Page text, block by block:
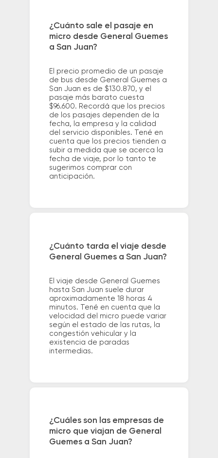
¿Cuánto sale el pasaje en
micro desde General Guemes
a San Juan?
El precio promedio de un pasaje
de bus desde General Guemes a
San Juan es de $130.870, y el
pasaje más barato cuesta
$96.600. Recordá que los precios
de los pasajes dependen de la
fecha, la empresa y la calidad
del servicio disponibles. Tené en
cuenta que los precios tienden a
subir a medida que se acerca la
fecha de viaje, por lo tanto te
sugerimos comprar con
anticipación.
¿Cuánto tarda el viaje desde
General Guemes a San Juan?
El viaje desde General Guemes
hasta San Juan suele durar
aproximadamente 18 horas 4
minutos. Tené en cuenta que la
velocidad del micro puede variar
según el estado de las rutas, la
congestión vehicular y la
existencia de paradas
intermedias.
¿Cuáles son las empresas de
micro que viajan de General
Guemes a San Juan?